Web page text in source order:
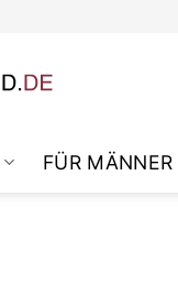
FÜR MÄNNER